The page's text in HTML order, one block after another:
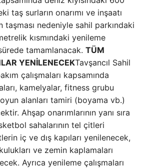
taş surların onarımı ve inşaatı
taşması nedeniyle sahil parkındaki
kısmındaki yenileme
tamamlanacak. TÜM
YENİLENECEKTavşancıl Sahil
çalışmaları kapsamında
kamelyalar, fitness grubu
alanları tamiri (boyama vb.)
Ahşap onarımlarının yanı sıra
sahalarının tel çitleri
iç ve dış kapıları yenilenecek,
ve zemin kaplamaları
Ayrıca yenileme çalışmaları